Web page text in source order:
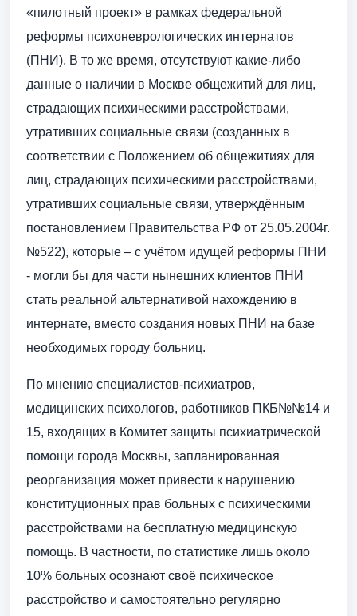
«пилотный проект» в рамках федеральной
реформы психоневрологических интернатов
(ПНИ). В то же время, отсутствуют какие-либо
данные о наличии в Москве общежитий для лиц,
страдающих психическими расстройствами,
утративших социальные связи (созданных в
соответствии с Положением об общежитиях для
лиц, страдающих психическими расстройствами,
утративших социальные связи, утверждённым
постановлением Правительства РФ от 25.05.2004г.
№522), которые – с учётом идущей реформы ПНИ
- могли бы для части нынешних клиентов ПНИ
стать реальной альтернативой нахождению в
интернате, вместо создания новых ПНИ на базе
необходимых городу больниц.
По мнению специалистов-психиатров,
медицинских психологов, работников ПКБ№№14 и
15, входящих в Комитет защиты психиатрической
помощи города Москвы, запланированная
реорганизация может привести к нарушению
конституционных прав больных с психическими
расстройствами на бесплатную медицинскую
помощь. В частности, по статистике лишь около
10% больных осознают своё психическое
расстройство и самостоятельно регулярно